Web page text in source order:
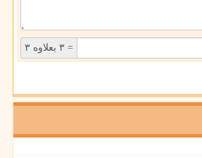
= ۳ بعلاوه ۳